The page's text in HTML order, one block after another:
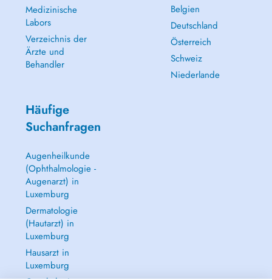
Medizinische
Labors
Verzeichnis der
Ärzte und
Behandler
Belgien
Deutschland
Österreich
Schweiz
Niederlande
Häufige
Suchanfragen
Augenheilkunde
(Ophthalmologie -
Augenarzt) in
Luxemburg
Dermatologie
(Hautarzt) in
Luxemburg
Hausarzt in
Luxemburg